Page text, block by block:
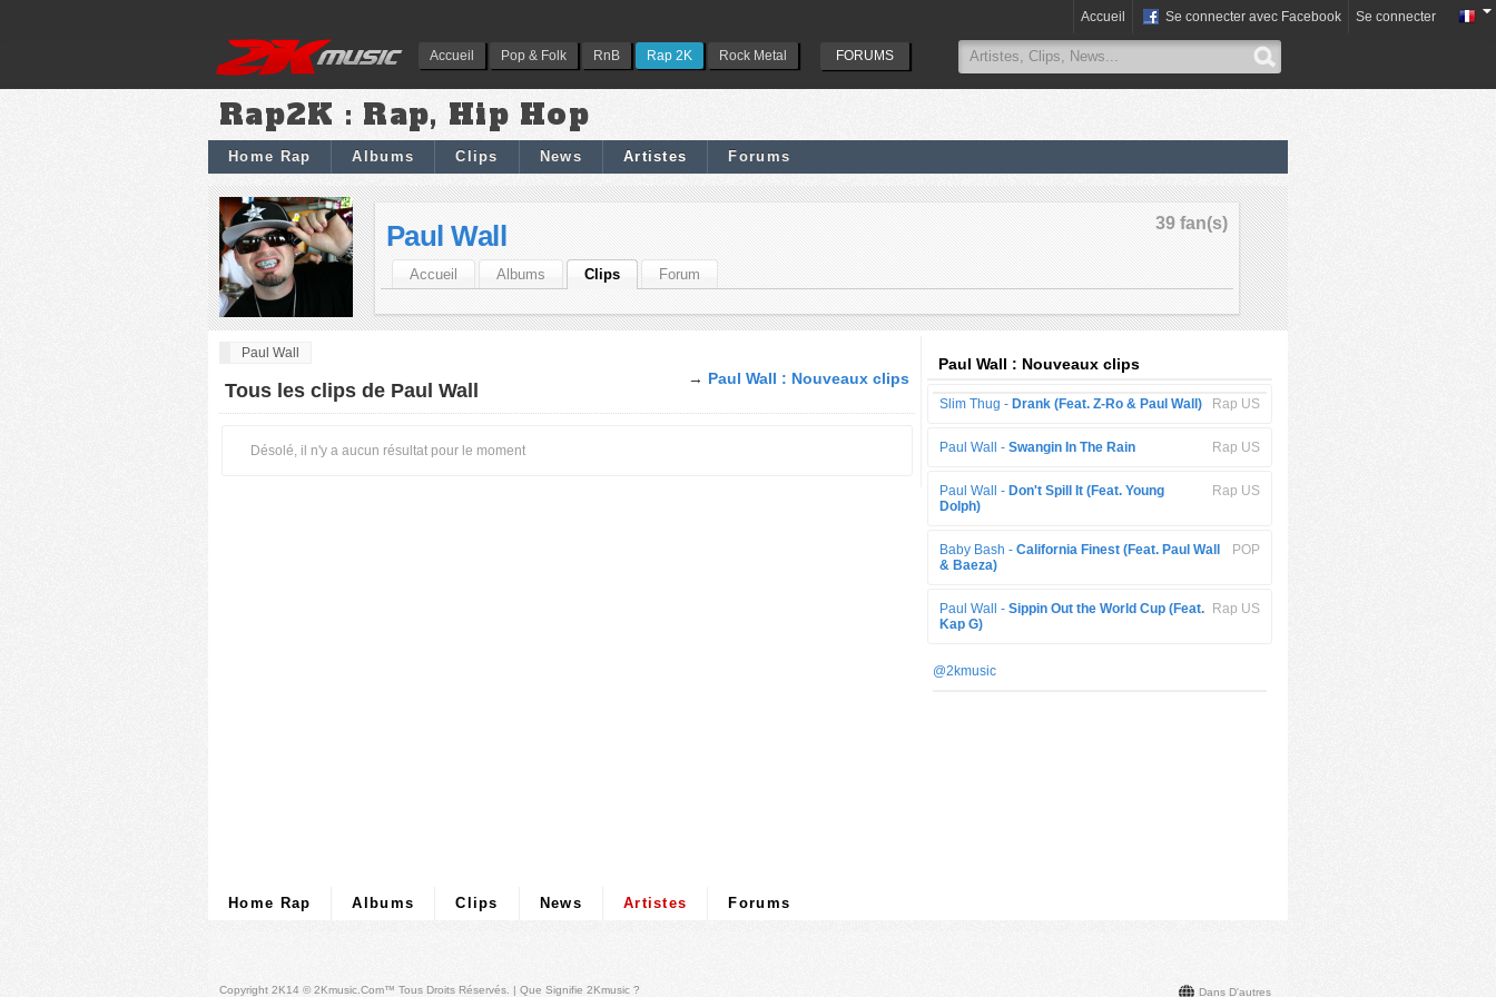
Accueil Pop & Folk RnB Rap 2K Rock Metal FORUMS
Accueil Se connecter avec Facebook Se connecter
Rap2K : Rap, Hip Hop
Home Rap Albums Clips News Artistes Forums
39 fan(s)
Paul Wall
Accueil Albums Clips Forum
Paul Wall
→ Paul Wall : Nouveaux clips
Tous les clips de Paul Wall
Désolé, il n'y a aucun résultat pour le moment
Paul Wall : Nouveaux clips
Rap US
Slim Thug - Drank (Feat. Z-Ro & Paul Wall)
Rap US
Paul Wall - Swangin In The Rain
Rap US
Paul Wall - Don't Spill It (Feat. Young
Dolph)
POP
Baby Bash - California Finest (Feat. Paul Wall
& Baeza)
Rap US
Paul Wall - Sippin Out the World Cup (Feat.
Kap G)
@2kmusic
Home Rap Albums Clips News Artistes Forums
Dans D'autres
Copyright 2K14 © 2Kmusic.com™ Tous Droits Réservés . | Que Signifie 2Kmusic ?